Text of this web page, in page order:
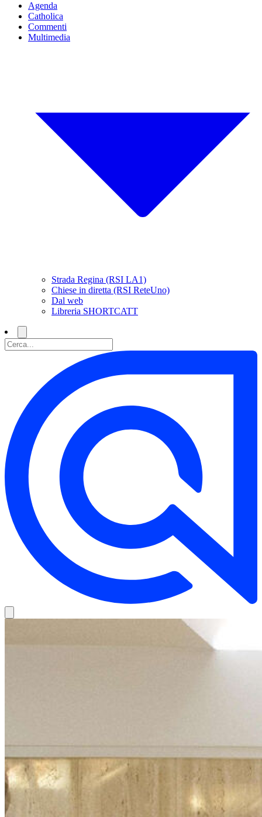
Agenda
Catholica
Commenti
Multimedia
Strada Regina (RSI LA1)
Chiese in diretta (RSI ReteUno)
Dal web
Libreria SHORTCATT